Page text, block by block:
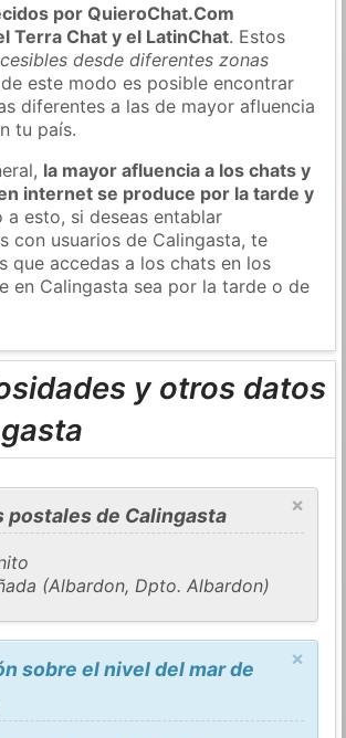
por QuieroChat.Com
Terra Chat y el LatinChat. Estos
desde diferentes zonas
este modo es posible encontrar
diferentes a las de mayor afluencia
tu país.
la mayor afluencia a los chats y
internet se produce por la tarde y
a esto, si deseas entablar
con usuarios de Calingasta, te
que accedas a los chats en los
en Calingasta sea por la tarde o de
y otros datos
×
postales de Calingasta
(Albardon, Dpto. Albardon)
×
sobre el nivel del mar de